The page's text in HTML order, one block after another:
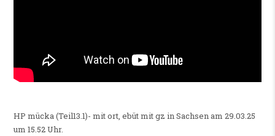
HP mücka (Teil13.1)- mit ort, ebüt mit gz in Sachsen am 29.03.25
um 15.52 Uhr.